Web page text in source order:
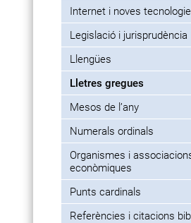
Internet i noves
Legislació i jurisprudència
Llengües
Lletres gregues
Mesos de l’any
Numerals ordinals
Organismes i
econòmiques
Punts cardinals
Referències i citacions